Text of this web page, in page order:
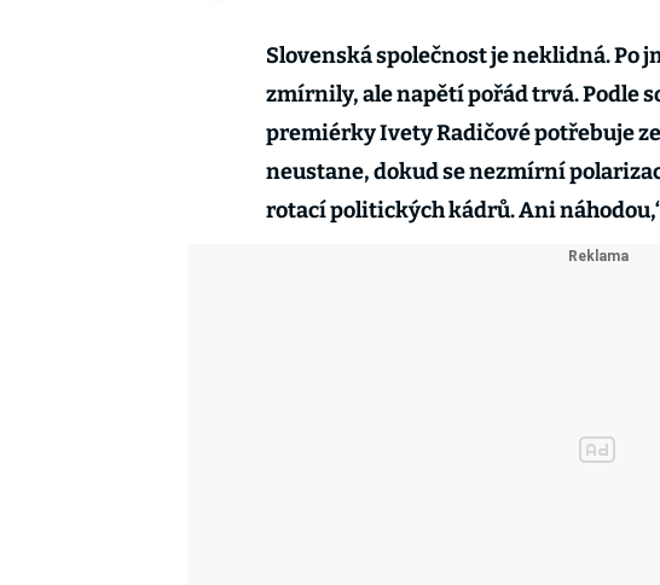
Slovenská společnost je neklidná. Po
zmírnily, ale napětí pořád trvá. Podle
premiérky Ivety Radičové potřebuje
neustane, dokud se nezmírní
rotací politických kádrů. Ani